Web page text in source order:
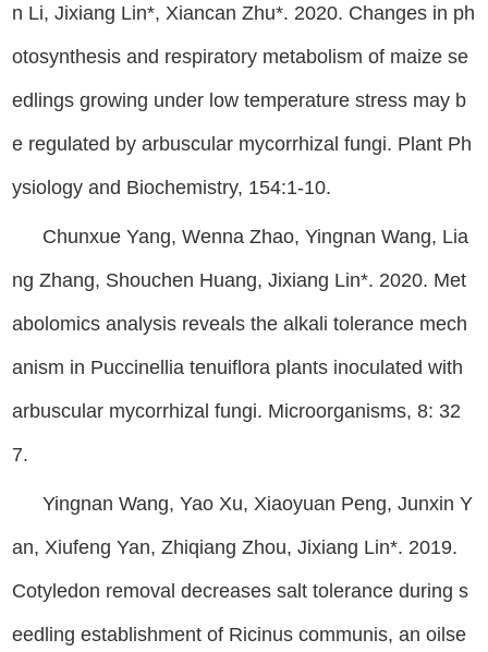
n Li, Jixiang Lin*, Xiancan Zhu*. 2020. Changes in ph
otosynthesis and respiratory metabolism of maize se
edlings growing under low temperature stress may b
e regulated by arbuscular mycorrhizal fungi. Plant Ph
ysiology and Biochemistry, 154:1-10.
Chunxue Yang, Wenna Zhao, Yingnan Wang, Lia
ng Zhang, Shouchen Huang, Jixiang Lin*. 2020. Met
abolomics analysis reveals the alkali tolerance mech
anism in Puccinellia tenuiflora plants inoculated with
arbuscular mycorrhizal fungi. Microorganisms, 8: 32
7.
Yingnan Wang, Yao Xu, Xiaoyuan Peng, Junxin Y
an, Xiufeng Yan, Zhiqiang Zhou, Jixiang Lin*. 2019.
Cotyledon removal decreases salt tolerance during s
eedling establishment of Ricinus communis, an oilse